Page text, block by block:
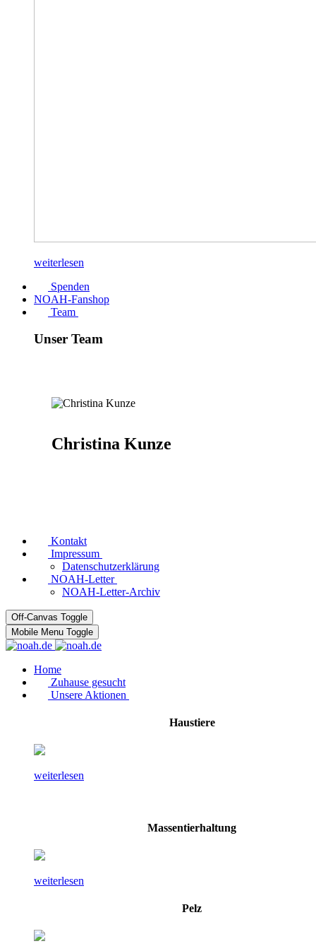
weiterlesen
Spenden
NOAH-Fanshop
Team
Unser Team
Christina Kunze
Kontakt
Impressum
Datenschutzerklärung
NOAH-Letter
NOAH-Letter-Archiv
Off-Canvas Toggle
Mobile Menu Toggle
Home
Zuhause gesucht
Unsere Aktionen
Haustiere
weiterlesen
Massentierhaltung
weiterlesen
Pelz